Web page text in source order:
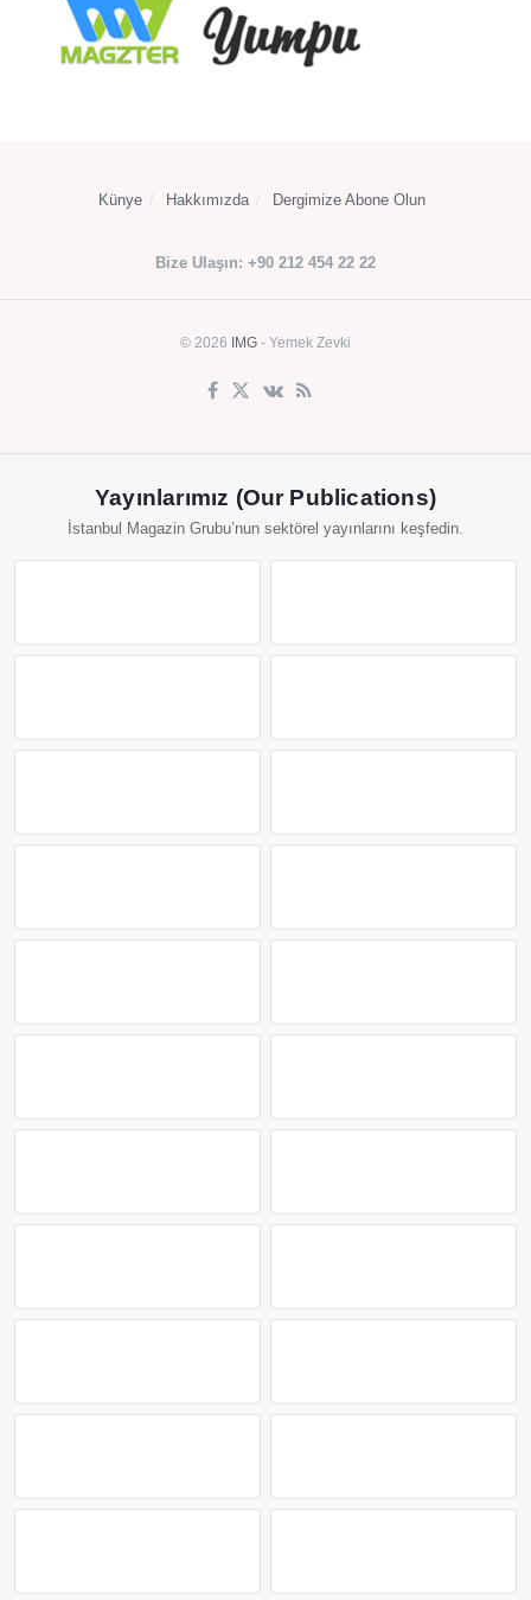
Künye Hakkımızda Dergimize Abone Olun
Bize Ulaşın: +90 212 454 22 22
© 2026 IMG - Yemek Zevki
Yayınlarımız (Our Publications)
İstanbul Magazin Grubu’nun sektörel yayınlarını keşfedin.